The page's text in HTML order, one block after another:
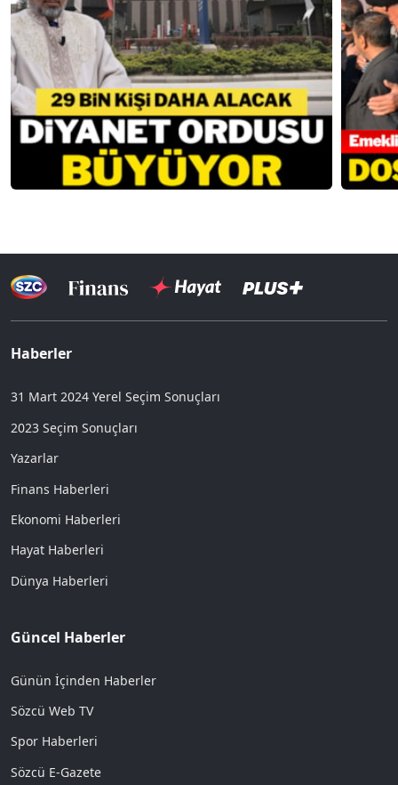
Haberler
31 Mart 2024 Yerel Seçim Sonuçları
2023 Seçim Sonuçları
Yazarlar
Finans Haberleri
Ekonomi Haberleri
Hayat Haberleri
Dünya Haberleri
Güncel Haberler
Günün İçinden Haberler
Sözcü Web TV
Spor Haberleri
Sözcü E-Gazete